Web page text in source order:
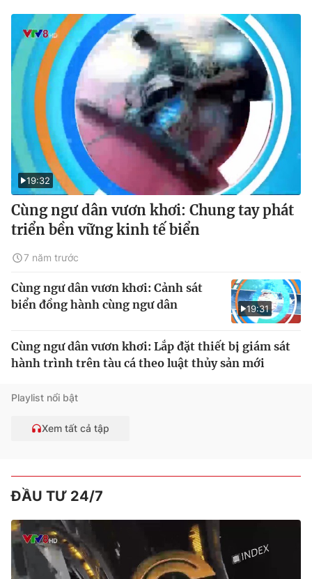
19:32
Cùng ngư dân vươn khơi: Chung tay phát
triển bền vững kinh tế biển
7 năm trước
19:31
Cùng ngư dân vươn khơi: Cảnh sát
biển đồng hành cùng ngư dân
Cùng ngư dân vươn khơi: Lắp đặt thiết bị giám sát
hành trình trên tàu cá theo luật thủy sản mới
Playlist nổi bật
Xem tất cả tập
ĐẦU TƯ 24/7